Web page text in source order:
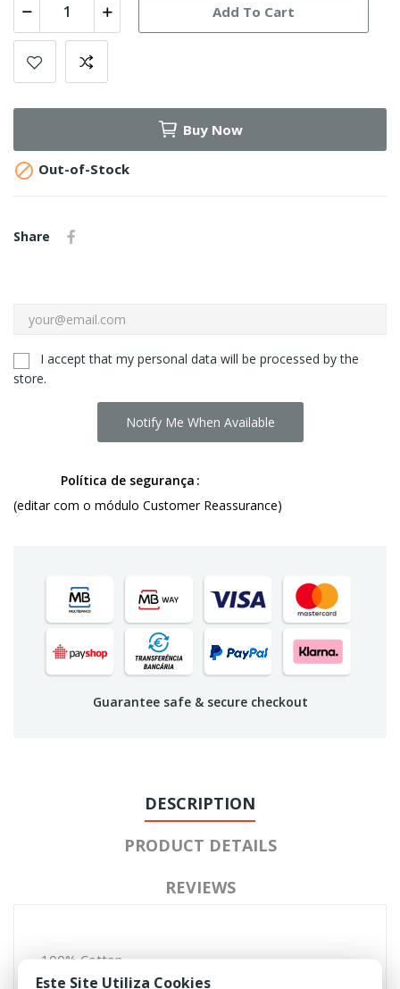
Add To Cart
Buy Now
 Out-of-Stock
Share
I accept that my personal data will be processed by the
store.
Notify Me When Available
Política de segurança
(editar com o módulo Customer Reassurance)
Guarantee safe & secure checkout
DESCRIPTION
PRODUCT DETAILS
REVIEWS
100% Cotton
Ripstop fabric
Este Site Utiliza Cookies